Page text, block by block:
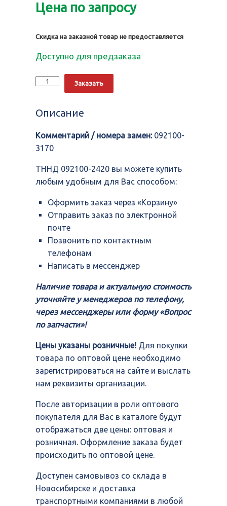
Цена по запросу
Скидка на заказной товар не предоставляется
Доступно для предзаказа
Количество
ТННД
Заказать
Описание
Комментарий / номера замен:092100-
3170
ТННД 092100-2420 вы можете купить
любым удобным для Вас способом:
Оформить заказ через «Корзину»
Отправить заказ по электронной
почте
Позвонить по контактным
телефонам
Написать в мессенджер
Наличие товара и актуальную стоимость
уточняйте у менеджеров по телефону,
через мессенджеры или форму «Вопрос
по запчасти»!
Цены указаны розничные! Для покупки
товара по оптовой цене необходимо
зарегистрироваться на сайте и выслать
нам реквизиты организации.
После авторизации в роли оптового
покупателя для Вас в каталоге будут
отображаться две цены: оптовая и
розничная. Оформление заказа будет
происходить по оптовой цене.
Доступен самовывоз со склада в
Новосибирске и доставка
транспортными компаниями в любой